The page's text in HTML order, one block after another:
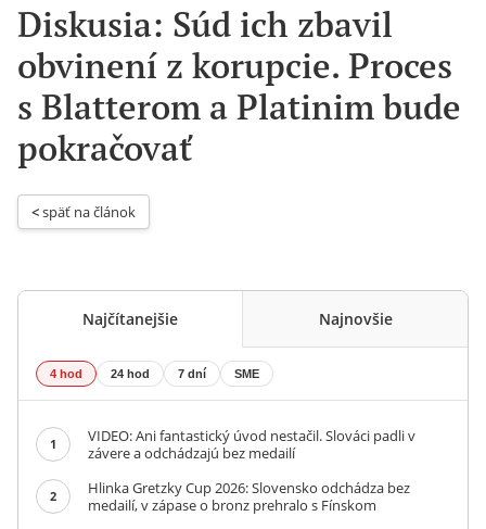
Diskusia: Súd ich zbavil
obvinení z korupcie. Proces
s Blatterom a Platinim bude
pokračovať
< späť na článok
Najčítanejšie Najnovšie
4 hod 24 hod 7 dní SME
1
VIDEO: Ani fantastický úvod nestačil. Slováci padli v
závere a odchádzajú bez medailí
2
Hlinka Gretzky Cup 2026: Slovensko odchádza bez
medailí, v zápase o bronz prehralo s Fínskom